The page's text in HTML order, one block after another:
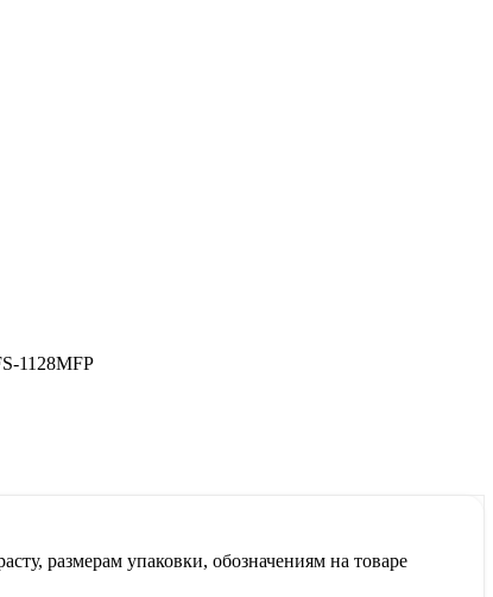
1128MFP
размерам упаковки, обозначениям на товаре